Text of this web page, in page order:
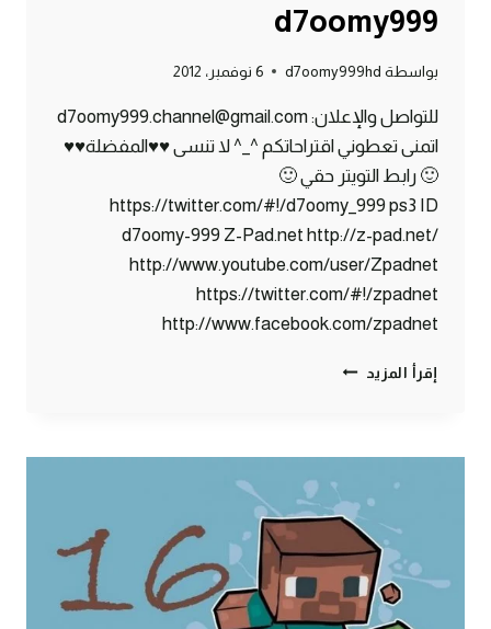
d7oomy999
بواسطة d7oomy999hd 6 نوفمبر، 2012
للتواصل والإعلان: d7oomy999.channel@gmail.com
اتمنى تعطوني اقتراحاتكم ^_^ لا تنسى ♥♥المفضلة♥♥
🙂 رابط التويتر حقي 🙂
https://twitter.com/#!/d7oomy_999 ps3 ID
d7oomy-999 Z-Pad.net http://z-pad.net/
http://www.youtube.com/user/Zpadnet
https://twitter.com/#!/zpadnet
http://www.facebook.com/zpadnet
إقرأ المزيد ماين
تحت
الأرض؟
#17
|
17#
MINECRAFT
:
D7OOMY999